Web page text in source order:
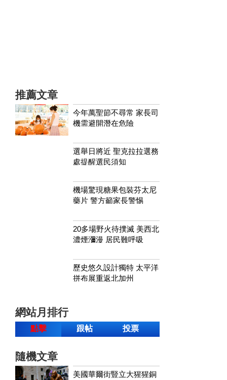
推薦文章
今年萬聖節不尋常 家長司
機需避開潛在危險
選舉日將近 聖克拉拉選務
處提醒選民須知
機場驚現糖果包裝芬太尼
藥片 警方籲家長警惕
20多場野火待撲滅 美西北
濃煙瀰漫 居民難呼吸
歷史悠久設計獨特 太平洋
拼布展重返北加州
網站月排行
點擊 跟帖 投票
隨機文章
美國華爾街豎立大猩猩銅